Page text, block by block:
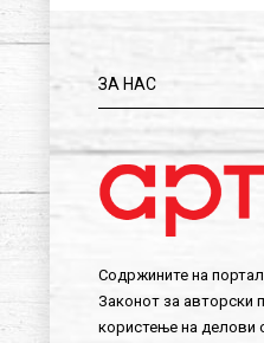
ЗА НАС
Содржините на
Законот за авторски
користење на делови